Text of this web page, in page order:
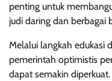
penting untuk
judi daring dan berbagai
Melalui langkah edukasi
pemerintah optimistis
dapat semakin